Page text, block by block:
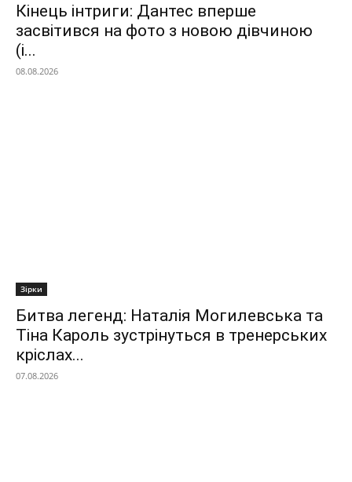
Кінець інтриги: Дантес вперше
засвітився на фото з новою дівчиною
(і...
08.08.2026
Зірки
Битва легенд: Наталія Могилевська та
Тіна Кароль зустрінуться в тренерських
кріслах...
07.08.2026